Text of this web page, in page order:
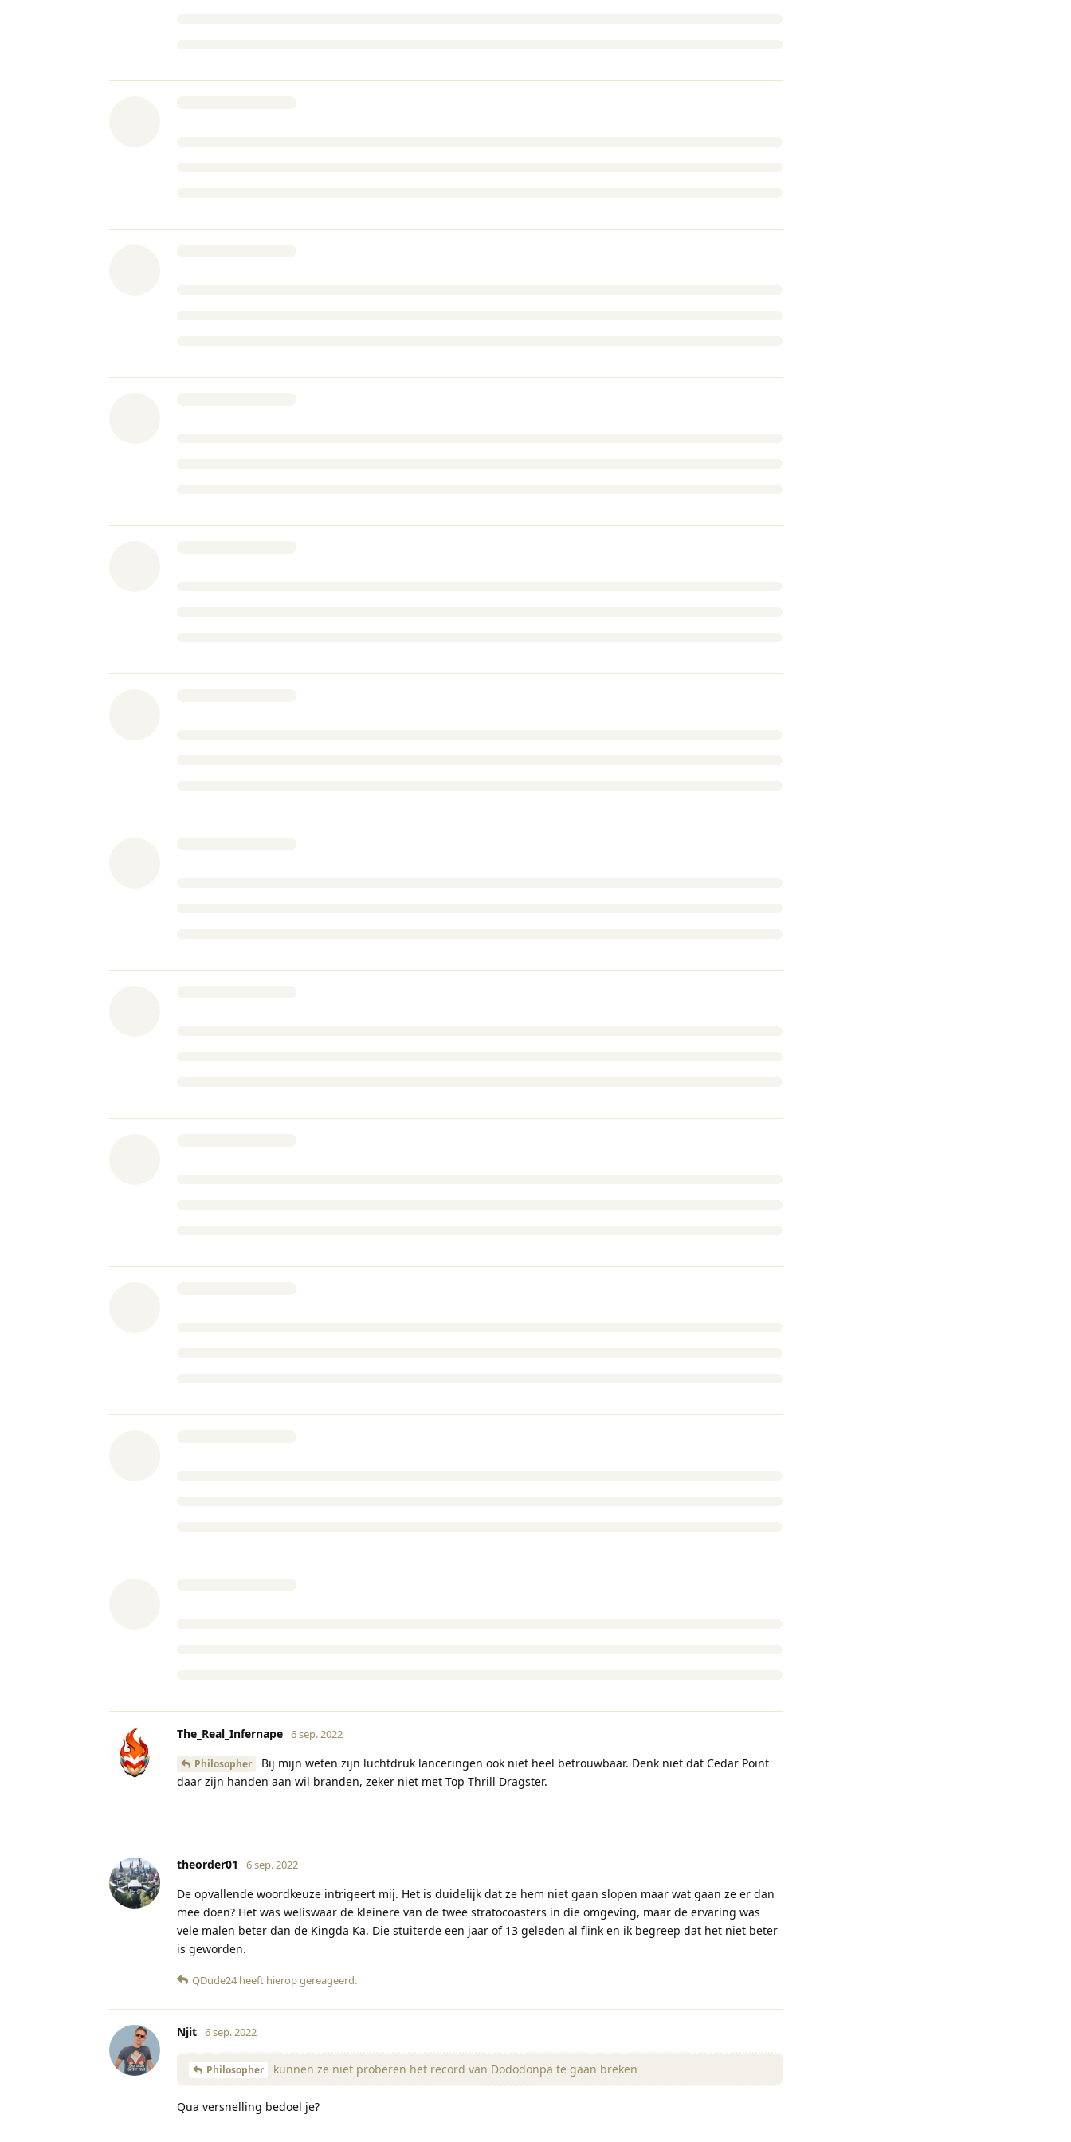
The_Real_Infernape 6 sep. 2022
Philosopher
Bij mijn weten zijn luchtdruk lanceringen ook niet heel betrouwbaar. Denk niet dat Cedar Point
daar zijn handen aan wil branden, zeker niet met Top Thrill Dragster.
theorder01 6 sep. 2022
De opvallende woordkeuze intrigeert mij. Het is duidelijk dat ze hem niet gaan slopen maar wat gaan ze er dan
mee doen? Het was weliswaar de kleinere van de twee stratocoasters in die omgeving, maar de ervaring was
vele malen beter dan de Kingda Ka. Die stuiterde een jaar of 13 geleden al flink en ik begreep dat het niet beter
is geworden.
QDude24heeft hierop gereageerd.
Njit 6 sep. 2022
Philosopher kunnen ze niet proberen het record van Dododonpa te gaan breken
Qua versnelling bedoel je?